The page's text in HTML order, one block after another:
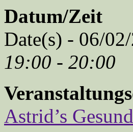
Datum/Zeit
Date(s) - 06/
19:00 - 20:00
Astrid’s